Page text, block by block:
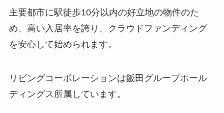
主要都市に駅徒歩10分以内の好立地の物件のた
め、高い入居率を誇り、クラウドファンディング
を安心して始められます。
リビングコーポレーションは飯⽥グループホール
ディングス所属しています。